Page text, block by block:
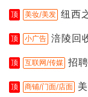
顶 美妆/美发 纽西
顶 小广告 涪陵回
顶 互联网/传媒 招
顶 商铺/门面/店面